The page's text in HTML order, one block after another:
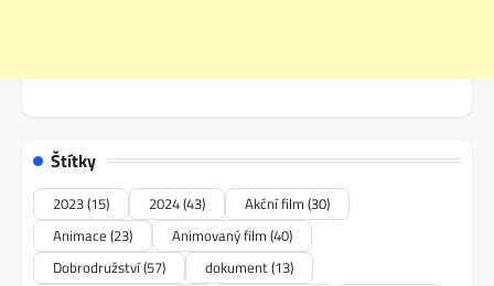
Štítky
2023(15) 2024(43) Akční film (30)
Animace (23) Animovaný film (40)
Dobrodružství(57) dokument(13)